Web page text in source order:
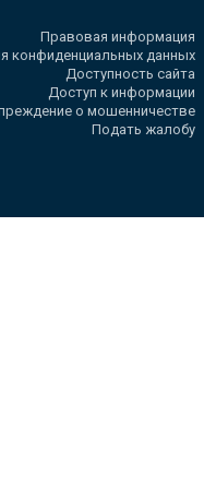
Правовая информация
конфиденциальных данных
Доступность сайта
Доступ к информации
о мошенничестве
Подать жалобу